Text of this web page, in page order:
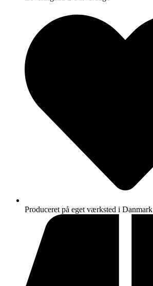
Produceret på eget værksted i Danmark